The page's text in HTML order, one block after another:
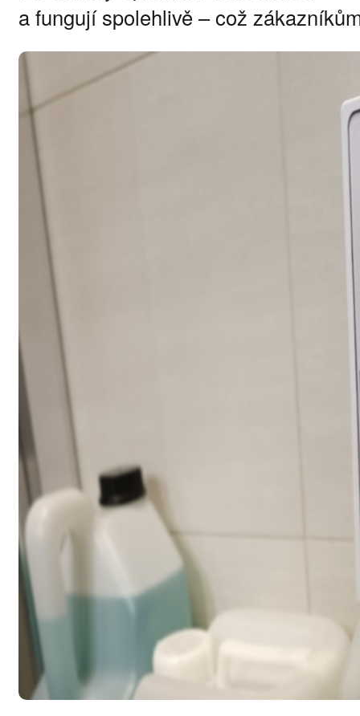
V rámci komplexního systému
a technické doplňky, které zajišťují
a dezinfekčních prostředků.
Patří sem směšovače, dávkovače,
aby podporovaly správné pracovní
Tyto produkty jsou úzce propojené
minimalizují plýtvání
a zajišťují konzistentní výsledky
Dodáváme je jako součást
hygieny ve zdravotnictví,
s přísnými nároky na čistotu.
Navíc všechny naše směšovací